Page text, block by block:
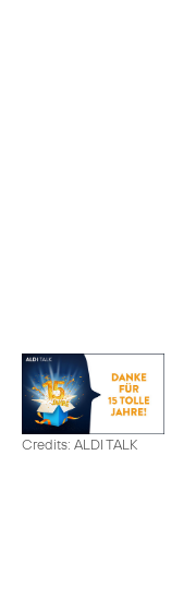
Credits: ALDI TALK